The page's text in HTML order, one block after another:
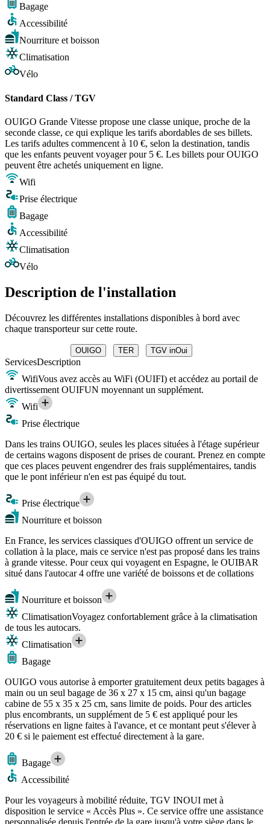
Bagage
Accessibilité
Nourriture et boisson
Climatisation
Vélo
Standard Class / TGV
OUIGO Grande Vitesse propose une classe unique, proche de la
seconde classe, ce qui explique les tarifs abordables de ses billets.
Les tarifs adultes commencent à 10 €, selon la destination, tandis
que les enfants peuvent voyager pour 5 €. Les billets pour OUIGO
peuvent être achetés uniquement en ligne.
Wifi
Prise électrique
Bagage
Accessibilité
Climatisation
Vélo
Description de l'installation
Découvrez les différentes installations disponibles à bord avec
chaque transporteur sur cette route.
OUIGO TER TGV inOui
ServicesDescription
WifiVous avez accès au WiFi (OUIFI) et accédez au portail de
divertissement OUIFUN moyennant un supplément.
Wifi
Prise électrique
Dans les trains OUIGO, seules les places situées à l'étage supérieur
de certains wagons disposent de prises de courant. Prenez en compte
que ces places peuvent engendrer des frais supplémentaires, tandis
que le pont inférieur n'en est pas équipé du tout.
Prise électrique
Nourriture et boisson
En France, les services classiques d'OUIGO offrent un service de
collation à la place, mais ce service n'est pas proposé dans les trains
à grande vitesse. Pour ceux qui voyagent en Espagne, le OUIBAR
situé dans l'autocar 4 offre une variété de boissons et de collations
Nourriture et boisson
ClimatisationVoyagez confortablement grâce à la climatisation
de tous les autocars.
Climatisation
Bagage
OUIGO vous autorise à emporter gratuitement deux petits bagages à
main ou un seul bagage de 36 x 27 x 15 cm, ainsi qu'un bagage
cabine de 55 x 35 x 25 cm, sans limite de poids. Pour des articles
plus encombrants, un supplément de 5 € est appliqué pour les
réservations en ligne faites à l'avance, et ce montant peut s'élever à
20 € si le paiement est effectué directement à la gare.
Bagage
Accessibilité
Pour les voyageurs à mobilité réduite, TGV INOUI met à
disposition le service « Accès Plus ». Ce service offre une assistance
personnalisée depuis l'entrée de la gare jusqu'à votre siège dans le